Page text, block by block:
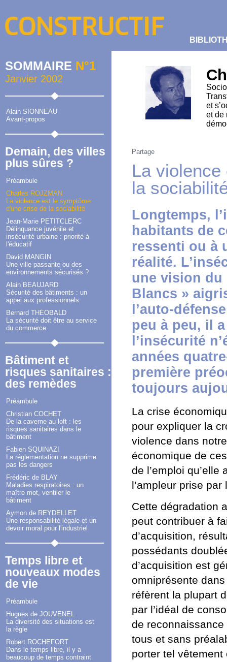
SOMMAIRE N°1
Janvier 2002
Alain SIONNEAU
Avant-propos
Demain, des villes
plus sûres ?
Préambule
Charles ROJZMAN
La violence est le symptôme
d'une crise de la sociabilité
Jean-Marie PETITCLERC
Délinquance juvénile et
insécurité urbaine : priorité à
l'éducatif
David MANGIN
Une ville passante ou des
environnements sécurisés ?
Alain BEAUJARD
Sécurité des bâtiments : un
appel aux professionnels
Bernard THÉOBALD
La sécurité doit être au service
du commerce
Bâtiment et
risques sanitaires :
des remèdes
Préambule
Christian COCHET
De la caverne au loft : les
risques sanitaires dans le
bâtiment
Fabien SQUINAZI
La réglementation ne supprime
pas les dangers
Frédéric de BLAY
Maladies respiratoires : un
maître mot, ventiler le
bâtiment
Aymon de REYDELLET
Une responsabilité légale et un
devoir moral pour l'industriel
Temps libre et
nouveaux modes
de vie
Préambule
Hugues de JOUVENEL
La diversité des situations est
la règle
Robert ROCHEFORT
Dans le temps libre, il y a
beaucoup de temps contraint
et
et de
Partage
La
la
Longtemps,
habitants de
ressenti ou à
réalité.
une vision du
Blancs »
l’auto-
peu à peu, il
l’insécurité
années
première
toujours
La crise
pour expliquer la
violence dans
économique de
de l’emploi
l’ampleur prise
Cette dégradation
peut contribuer à
d’acquisition,
possédants
d’acquisition est
omniprésente
réfèrent la plupart
par l’idéal de
de
tous et sans
porter tel